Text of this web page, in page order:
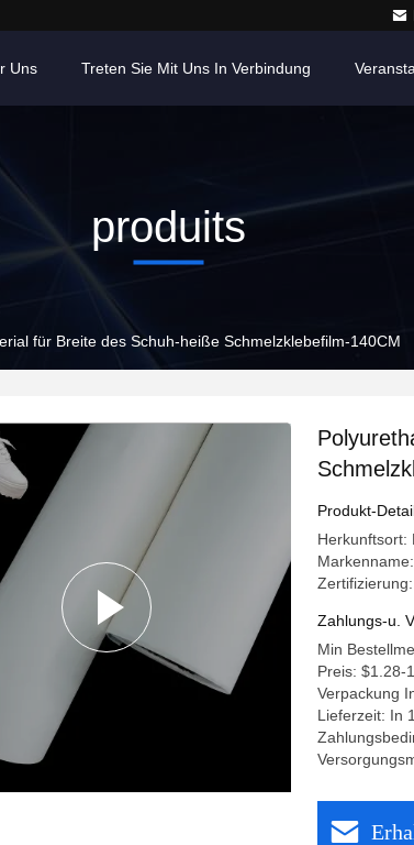
Uns Treten Sie Mit Uns In Verbindung
produits
für Breite des Schuh-heiße Schmelzklebefilm-140CM
Produkt-
Herkunftsort:
Zahlungs-u.
Min
Preis: $1.28-
Verpackung
Lieferzeit: In